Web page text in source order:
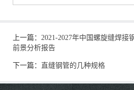
上一篇： 2021-2027年中国螺旋缝焊接
前景分析报告
下一篇： 直缝钢管的几种规格